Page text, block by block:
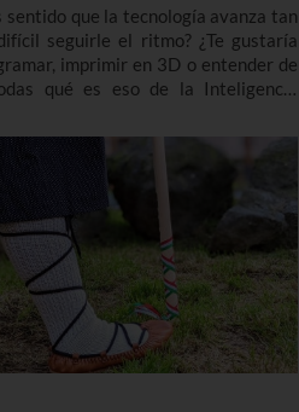
sentido que la tecnología avanza tan
seguirle el ritmo? ¿Te gustaría
imprimir en 3D o entender de
qué es eso de la Inteligencia
en el uso de móviles o apps?